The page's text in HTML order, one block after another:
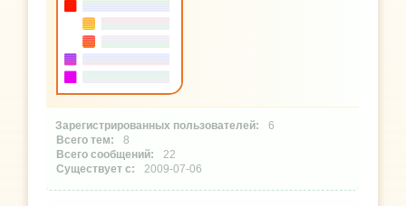
6
8
22
2009-07-06